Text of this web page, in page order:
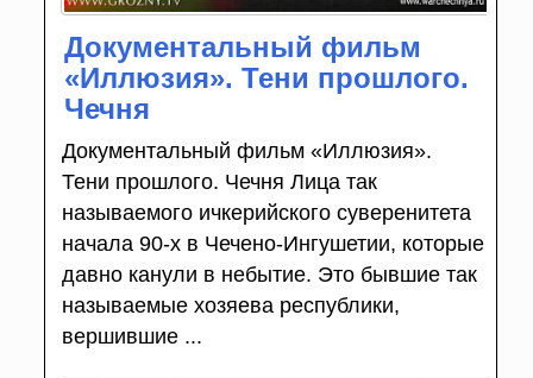
Документальный фильм
«Иллюзия». Тени прошлого.
Чечня
Документальный фильм «Иллюзия».
Тени прошлого. Чечня Лица так
называемого ичкерийского суверенитета
начала 90-х в Чечено-Ингушетии, которые
давно канули в небытие. Это бывшие так
называемые хозяева республики,
вершившие ...